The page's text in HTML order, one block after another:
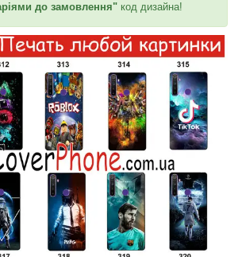
до замовлення" код дизайна!